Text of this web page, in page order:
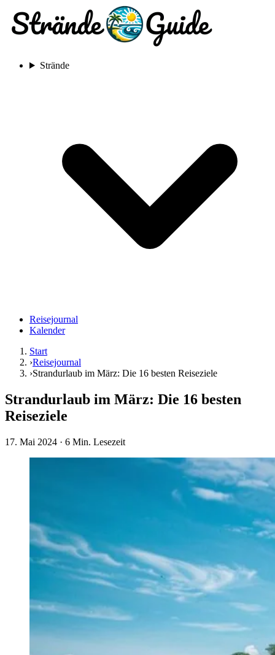
Strände
Reisejournal
Kalender
Start
›Reisejournal
›Strandurlaub im März: Die 16 besten Reiseziele
Strandurlaub im März: Die 16 besten
Reiseziele
17. Mai 2024 · 6 Min. Lesezeit